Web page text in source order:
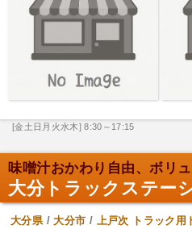
[金土日月火水木] 8:30～17:15
味噌汁おかわり自由、ボリュ
大分トラックステー
大分県/大分市 / 上戸次 トラック用